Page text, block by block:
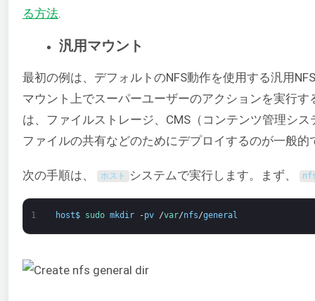
る方法
汎用マウント
最初の例は、デフォルトのNFS動作を使用する汎用
マウント上でスーパーユーザーのアクションを実行
は、ファイルストレージ、CMS（コンテンツ管理シ
ファイルの共有などのためにデプロイするのが一般的
次の手順は、 ホスト システムで実行します。まず、
1 host$ sudo mkdir -pv /var/nfs/general